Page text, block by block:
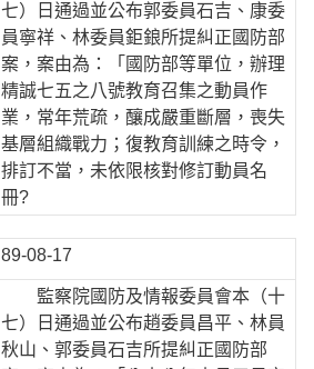
七）日通過並公布郭委員石吉、康委
員寧祥、林委員鉅鋃所提糾正國防部
案，案由為：「國防部等單位，辦理
精誠七五之八號教育召集之動員作
業，常年荒疏，釀成嚴重斷層，喪失
基層組織戰力；復教育訓練之時令，
排訂不當，未依限核對修訂動員名
冊?
89-08-17
監察院國防及情報委員會本（十
七）日通過並公布趙委員昌平、林員
秋山、郭委員石吉所提糾正國防部